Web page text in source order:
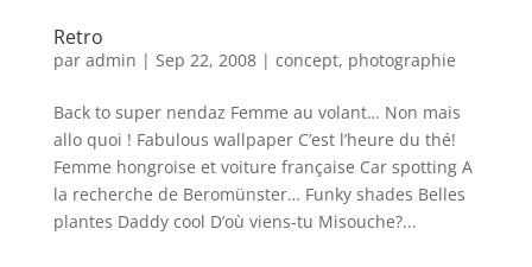
Retro
par admin | Sep 22, 2008| concept, photographie
Back to super nendaz Femme au volant… Non mais
allo quoi ! Fabulous wallpaper C’est l’heure du thé!
Femme hongroise et voiture française Car spotting A
la recherche de Beromünster… Funky shades Belles
plantes Daddy cool D’où viens-tu Misouche?...